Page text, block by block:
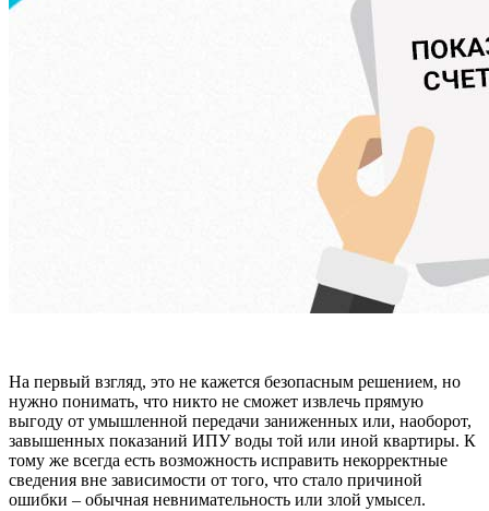
На первый взгляд, это не кажется безопасным решением, но
нужно понимать, что никто не сможет извлечь прямую
выгоду от умышленной передачи заниженных или, наоборот,
завышенных показаний ИПУ воды той или иной квартиры. К
тому же всегда есть возможность исправить некорректные
сведения вне зависимости от того, что стало причиной
ошибки – обычная невнимательность или злой умысел.